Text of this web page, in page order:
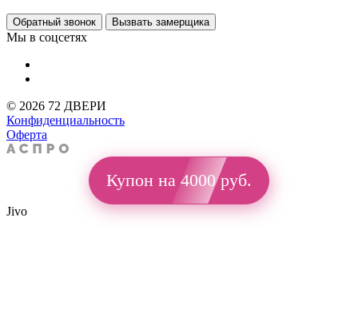
Обратный звонок Вызвать замерщика
Мы в соцсетях
© 2026 72 ДВЕРИ
Конфиденциальность
Оферта
Купон на 4000 руб.
Jivo